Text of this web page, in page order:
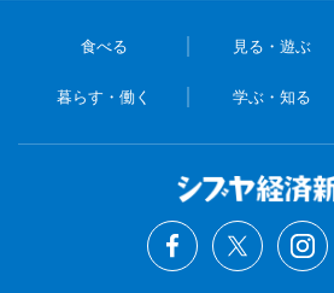
食べる 見る・遊ぶ
暮らす・働く 学ぶ・知る